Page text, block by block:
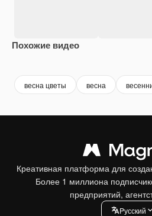
Похожие видео
весна цветы весна
Креативная платформа для
Более 1 миллиона
предприятий,
Pусский